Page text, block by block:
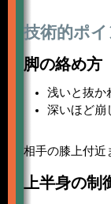
技術的ポイ
脚の絡め方
浅いと抜か
深いほど崩
相手の膝上付近
上半身の制